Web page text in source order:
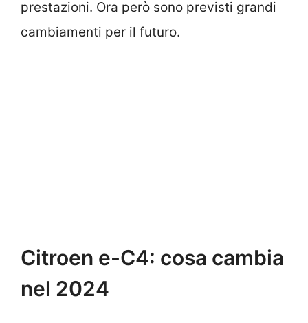
prestazioni. Ora però sono previsti grandi
cambiamenti per il futuro.
Citroen e-C4: cosa cambia
nel 2024